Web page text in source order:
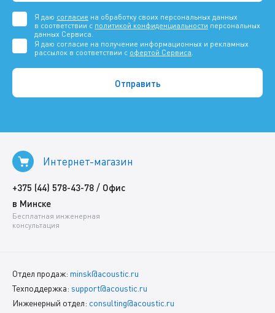
Я даю согласие на обработку своих персональных данных
в соответствии с политикой конфиденциальности персональных
данных Сервиса.
Я даю согласие на получение информационных и рекламных
рассылок в соответствии с офертой Сервиса.
Интернет-магазин
+375 (44) 578-43-78 / Офис
в Минске
Бесплатная инженерная
консультация
Отдел продаж: minsk@acoustic.ru
Техподдержка: support@acoustic.ru
Инженерный отдел: consulting@acoustic.ru